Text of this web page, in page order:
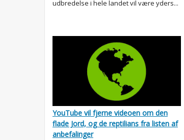
udbredelse i hele landet vil være yders...
YouTube vil fjerne videoen om den
flade Jord, og de reptilians fra listen af
anbefalinger